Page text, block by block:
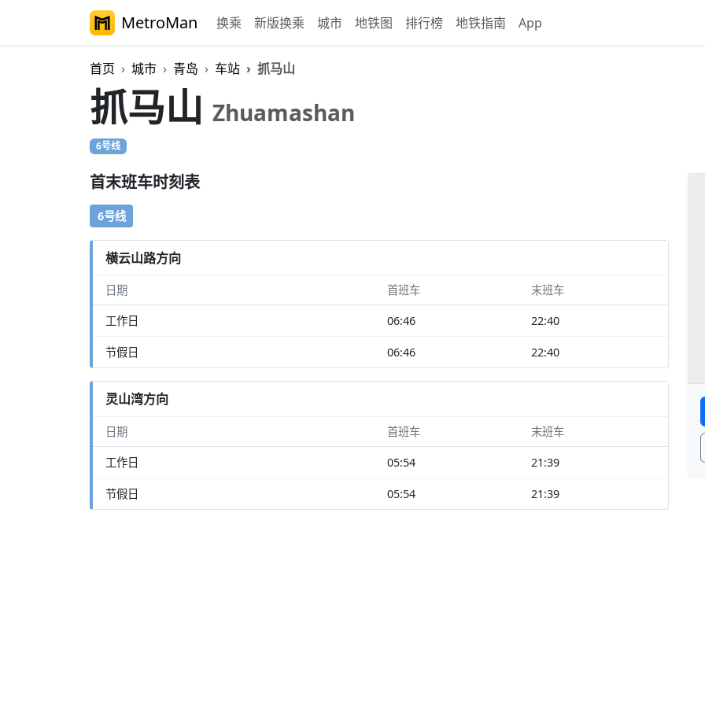
MetroMan 换乘 新版换乘 城市 地铁图 排行榜 地铁指南 App
首页 城市 青岛 车站 抓马山
抓马山 Zhuamashan
6号线
首末班车时刻表
6号线
横云山路方向
日期 首班车 末班车
工作日 06:46 22:40
节假日 06:46 22:40
灵山湾方向
日期 首班车 末班车
工作日 05:54 21:39
节假日 05:54 21:39